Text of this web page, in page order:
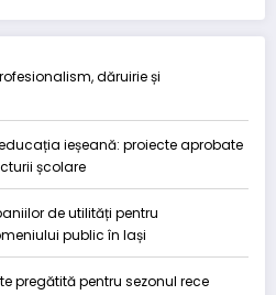
dăruirie și
ieșeană: proiecte aprobate
școlare
de utilități pentru
public în Iași
pregătită pentru sezonul rece